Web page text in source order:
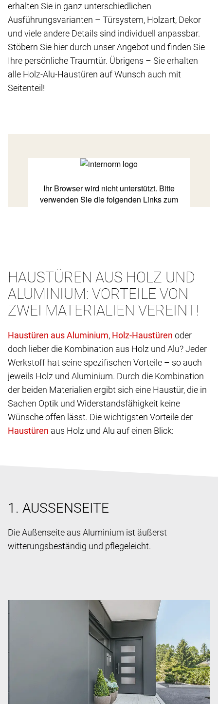
erhalten Sie in ganz unterschiedlichen
Ausführungsvarianten – Türsystem, Holzart, Dekor
und viele andere Details sind individuell anpassbar.
Stöbern Sie hier durch unser Angebot und finden Sie
Ihre persönliche Traumtür. Übrigens – Sie erhalten
alle Holz-Alu-Haustüren auf Wunsch auch mit
Seitenteil!
HAUSTÜREN AUS HOLZ UND
ALUMINIUM: VORTEILE VON
ZWEI MATERIALIEN VEREINT!
,
oder
doch lieber die Kombination aus Holz und Alu? Jeder
Werkstoff hat seine spezifischen Vorteile – so auch
jeweils Holz und Aluminium. Durch die Kombination
der beiden Materialien ergibt sich eine Haustür, die in
Sachen Optik und Widerstandsfähigkeit keine
Wünsche offen lässt. Die wichtigsten Vorteile der
aus Holz und Alu auf einen Blick:
1. AUSSENSEITE
Die Außenseite aus Aluminium ist äußerst
witterungsbeständig und pflegeleicht.